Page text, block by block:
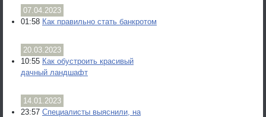
07.04.2023
01:58 Как правильно стать банкротом
20.03.2023
10:55 Как обустроить красивый
дачный ландшафт
14.01.2023
23:57 Специалисты выяснили, на